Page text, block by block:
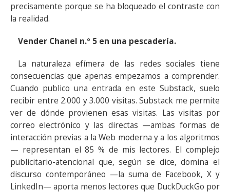
precisamente porque se ha bloqueado el contraste con
la realidad.
Vender Chanel n.º 5 en una pescadería.
La naturaleza efímera de las redes sociales tiene
consecuencias que apenas empezamos a comprender.
Cuando publico una entrada en este Substack, suelo
recibir entre 2.000 y 3.000 visitas. Substack me permite
ver de dónde provienen esas visitas. Las visitas por
correo electrónico y las directas —ambas formas de
interacción previas a la Web moderna y a los algoritmos
— representan el 85 % de mis lectores. El complejo
publicitario-atencional que, según se dice, domina el
discurso contemporáneo —la suma de Facebook, X y
LinkedIn— aporta menos lectores que DuckDuckGo por